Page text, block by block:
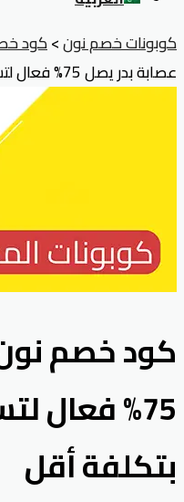
كوبونات خصم نون>كود
عصابة بدر يصل 75% فعال لتسوق المنتجات بتكلفة أقل
كود خصم
75% فعال
بتكلفة أقل